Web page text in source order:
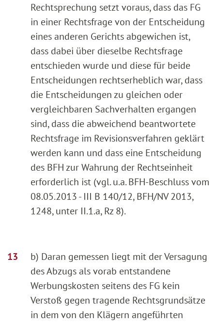
Rechtsprechung setzt voraus, dass das FG
in einer Rechtsfrage von der Entscheidung
eines anderen Gerichts abgewichen ist,
dass dabei über dieselbe Rechtsfrage
entschieden wurde und diese für beide
Entscheidungen rechtserheblich war, dass
die Entscheidungen zu gleichen oder
vergleichbaren Sachverhalten ergangen
sind, dass die abweichend beantwortete
Rechtsfrage im Revisionsverfahren geklärt
werden kann und dass eine Entscheidung
des BFH zur Wahrung der Rechtseinheit
erforderlich ist (vgl. u.a. BFH-Beschluss vom
08.05.2013 - III B 140/12, BFH/NV 2013,
1248, unter II.1.a, Rz 8).
b) Daran gemessen liegt mit der Versagung
des Abzugs als vorab entstandene
Werbungskosten seitens des FG kein
Verstoß gegen tragende Rechtsgrundsätze
in dem von den Klägern angeführten